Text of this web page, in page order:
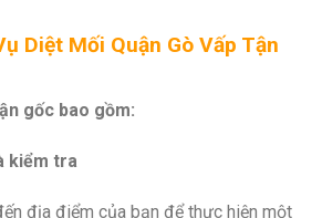
Diệt Mối Quận Gò Vấp Tận
gốc bao gồm:
kiểm tra
địa điểm của bạn để thực hiện một